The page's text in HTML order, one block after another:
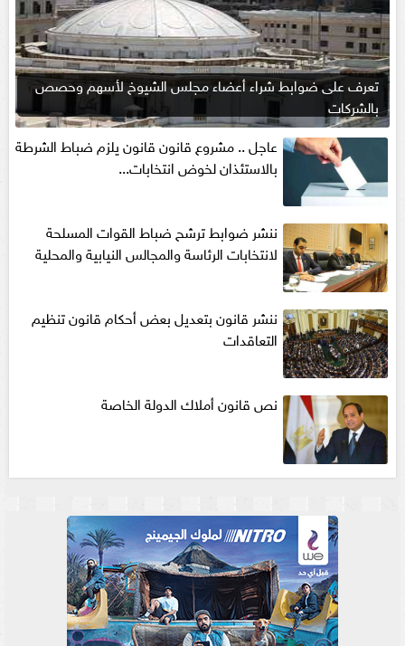
تعرف على ضوابط شراء أعضاء مجلس الشيوخ لأسهم وحصص
بالشركات
عاجل .. مشروع قانون قانون يلزم ضباط الشرطة
بالاستئذان لخوض انتخابات...
ننشر ضوابط ترشح ضباط القوات المسلحة
لانتخابات الرئاسة والمجالس النيابية والمحلية‎
ننشر قانون بتعديل بعض أحكام قانون تنظيم
التعاقدات
نص قانون أملاك الدولة الخاصة